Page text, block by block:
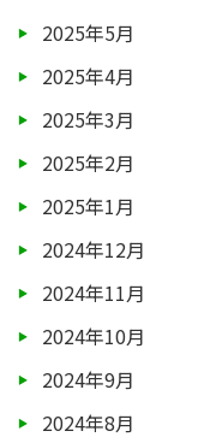
2025年5月
2025年4月
2025年3月
2025年2月
2025年1月
2024年12月
2024年11月
2024年10月
2024年9月
2024年8月